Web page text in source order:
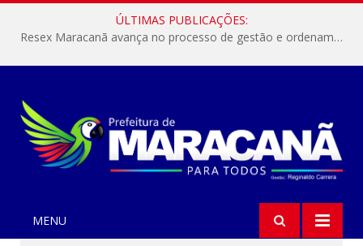
ÚLTIMAS PUBLICAÇÕES:
Resex Maracanã avança no processo de gestão e ordenamento do turismo em nossas áreas protegidas.
MENU